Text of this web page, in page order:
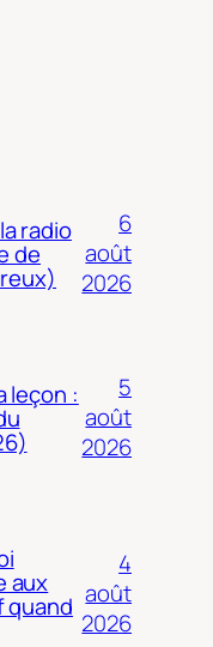
radio
de
6
août
2026
leçon :
5
août
2026
aux
quand
4
août
2026